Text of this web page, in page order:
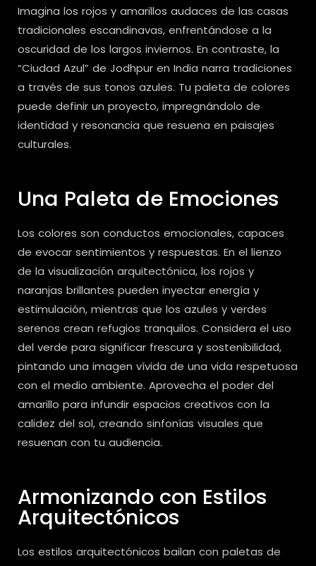
Imagina los rojos y amarillos audaces de las casas
tradicionales escandinavas, enfrentándose a la
oscuridad de los largos inviernos. En contraste, la
“Ciudad Azul” de Jodhpur en India narra tradiciones
a través de sus tonos azules. Tu paleta de colores
puede definir un proyecto, impregnándolo de
identidad y resonancia que resuena en paisajes
culturales.
Una Paleta de Emociones
Los colores son conductos emocionales, capaces
de evocar sentimientos y respuestas. En el lienzo
de la visualización arquitectónica, los rojos y
naranjas brillantes pueden inyectar energía y
estimulación, mientras que los azules y verdes
serenos crean refugios tranquilos. Considera el uso
del verde para significar frescura y sostenibilidad,
pintando una imagen vívida de una vida respetuosa
con el medio ambiente. Aprovecha el poder del
amarillo para infundir espacios creativos con la
calidez del sol, creando sinfonías visuales que
resuenan con tu audiencia.
Armonizando con Estilos
Arquitectónicos
Los estilos arquitectónicos bailan con paletas de